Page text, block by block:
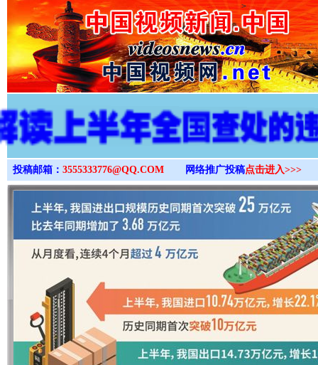
>
投稿邮箱： 3555333776@QQ.COM 网络推广投稿点击进入>>>